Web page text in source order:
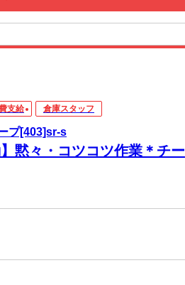
支給 倉庫スタッフ
プ[403]sr-s
黙々・コツコツ作業＊チー